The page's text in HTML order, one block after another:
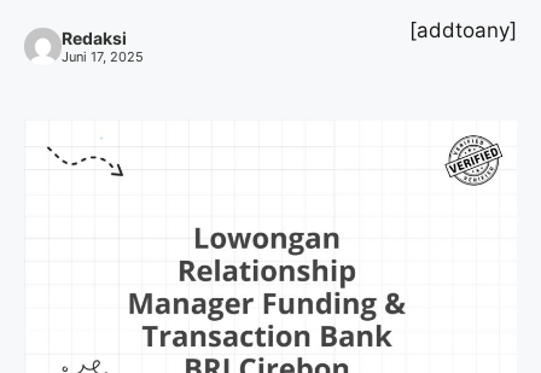
Redaksi
Juni 17, 2025
[addtoany]